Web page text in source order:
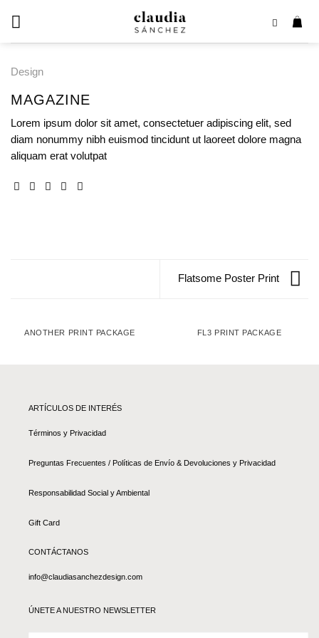
Design
MAGAZINE
Lorem ipsum dolor sit amet, consectetuer adipiscing elit, sed
diam nonummy nibh euismod tincidunt ut laoreet dolore magna
aliquam erat volutpat
Flatsome Poster Print
ANOTHER PRINT PACKAGE FL3 PRINT PACKAGE
ARTÍCULOS DE INTERÉS
Términos y Privacidad
Preguntas Frecuentes / Políticas de Envío & Devoluciones y Privacidad
Responsabilidad Social y Ambiental
Gift Card
CONTÁCTANOS
info@claudiasanchezdesign.com
ÚNETE A NUESTRO NEWSLETTER